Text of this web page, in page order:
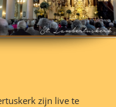
zijn live te